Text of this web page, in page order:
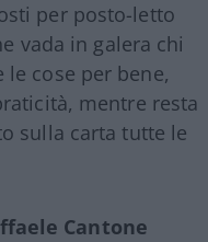
per posto-letto
vada in galera chi
cose per bene,
mentre resta
sulla carta tutte le
Cantone